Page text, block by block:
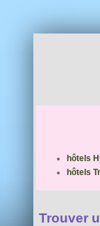
hôtels
hôtels
Trouver